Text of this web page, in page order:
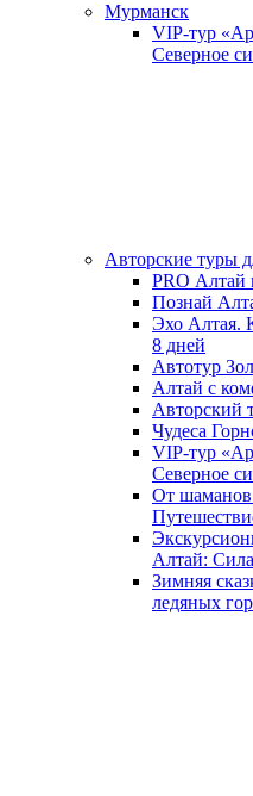
Мурманск
VIP-тур
Северное
Авторские туры
PRO Алтай
Познай
Эхо Алтая.
8 дней
Автотур
Алтай с
Авторский
Чудеса
VIP-тур
Северное
От шаманов
Алтай:
Зимняя
ледяных гор